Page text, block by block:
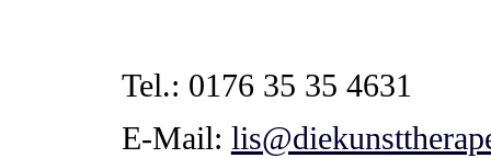
Tel.: 0176 35 35 4631
E-Mail: